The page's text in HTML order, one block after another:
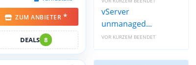
ZUM ANBIETER *
DEALS 8
vServer
unmanaged...
VOR KURZEM BEENDET